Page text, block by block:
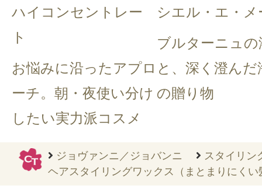
ハイコンセントレー
ト
お悩みに沿ったアプロ
ーチ。朝・夜使い分け
したい実力派コスメ
シエル・エ・メ
ブルターニュの
と、深く澄んだ
の贈り物
ジョヴァンニ／ジョバンニ
スタイリン
ヘアスタイリングワックス（まとまりにくい